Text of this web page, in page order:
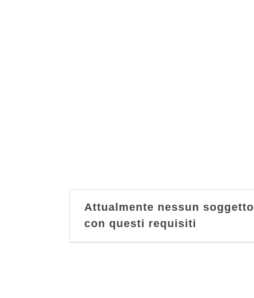
Attualmente nessun soggetto
con questi requisiti